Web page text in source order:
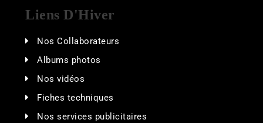
Liens D'Hiver
Nos Collaborateurs
Albums photos
Nos vidéos
Fiches techniques
Nos services publicitaires